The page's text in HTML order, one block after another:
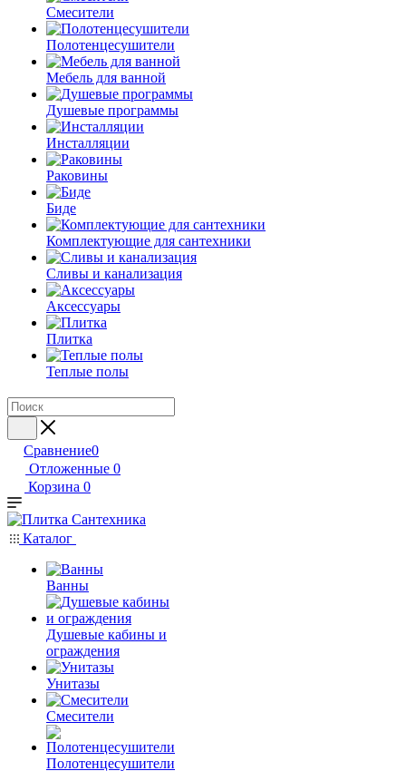
Смесители
Полотенцесушители
Мебель для ванной
Душевые программы
Инсталляции
Раковины
Биде
Комплектующие для сантехники
Сливы и канализация
Аксессуары
Плитка
Теплые полы
Сравнение0
Отложенные 0
Корзина 0
Каталог
Ванны
Душевые кабины и
ограждения
Унитазы
Смесители
Полотенцесушители